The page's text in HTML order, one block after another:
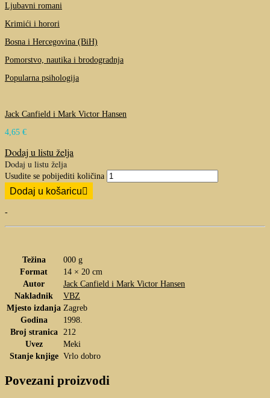
Ljubavni romani
Krimići i horori
Bosna i Hercegovina (BiH)
Pomorstvo, nautika i brodogradnja
Popularna psihologija
Jack Canfield i Mark Victor Hansen
4,65 €
Dodaj u listu želja
Dodaj u listu želja
Usudite se pobijediti količina
Dodaj u košaricu
-
Težina
000 g
Format
14 × 20 cm
Autor
Jack Canfield i Mark Victor Hansen
Nakladnik
VBZ
Mjesto izdanja Zagreb
Godina
1998.
Broj stranica
212
Uvez
Meki
Stanje knjige Vrlo dobro
Povezani proizvodi